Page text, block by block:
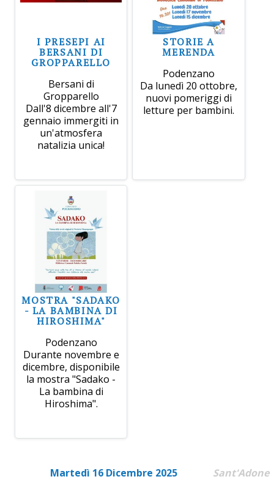
I PRESEPI AI
BERSANI DI
GROPPARELLO
Bersani di
Gropparello
Dall'8 dicembre all'7
gennaio immergiti in
un'atmosfera
natalizia unica!
STORIE A
MERENDA
Podenzano
Da lunedì 20 ottobre,
nuovi pomeriggi di
letture per bambini.
MOSTRA "SADAKO
- LA BAMBINA DI
HIROSHIMA"
Podenzano
Durante novembre e
dicembre, disponibile
la mostra "Sadako -
La bambina di
Hiroshima".
Martedì 16 Dicembre 2025 Sant'Adone